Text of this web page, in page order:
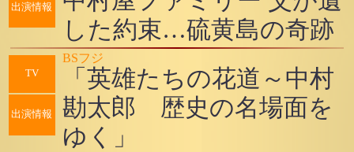
出演情報
した約束…硫黄島の奇跡
TV
出演情報
BSフジ
「英雄たちの花道～中村
勘太郎 歴史の名場面を
ゆく」